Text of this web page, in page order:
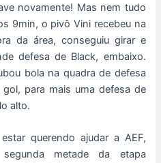
novamente! Mas nem tudo
9min, o pivô Vini recebeu na
da área, conseguiu girar e
defesa de Black, embaixo.
bola na quadra de defesa
para mais uma defesa de
alto.
querendo ajudar a AEF,
metade da etapa